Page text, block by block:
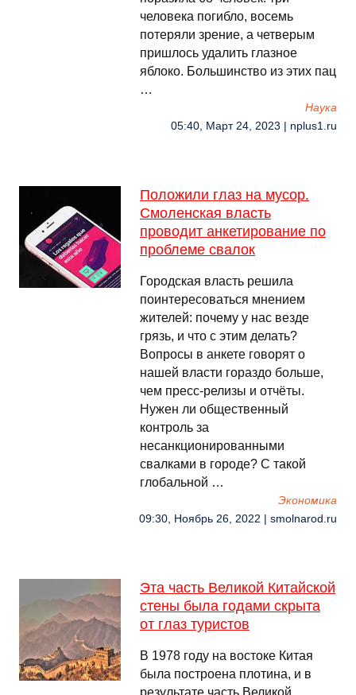
человека погибло, восемь
потеряли зрение, а четверым
пришлось удалить глазное
яблоко. Большинство из этих пац
…
Наука
05:40, Март 24, 2023 | nplus1.ru
Положили глаз на мусор.
Смоленская власть
проводит анкетирование по
проблеме свалок
Городская власть решила
поинтересоваться мнением
жителей: почему у нас везде
грязь, и что с этим делать?
Вопросы в анкете говорят о
нашей власти гораздо больше,
чем пресс-релизы и отчёты.
Нужен ли общественный
контроль за
несанкционированными
свалками в городе? С такой
глобальной …
Экономика
09:30, Ноябрь 26, 2022 | smolnarod.ru
Эта часть Великой Китайской
стены была годами скрыта
от глаз туристов
В 1978 году на востоке Китая
была построена плотина, и в
результате часть Великой